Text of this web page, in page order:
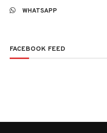
WHATSAPP
FACEBOOK FEED